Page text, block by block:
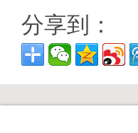
分享到：